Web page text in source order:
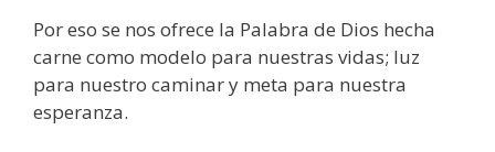
Por eso se nos ofrece la Palabra de Dios hecha
carne como modelo para nuestras vidas; luz
para nuestro caminar y meta para nuestra
esperanza.